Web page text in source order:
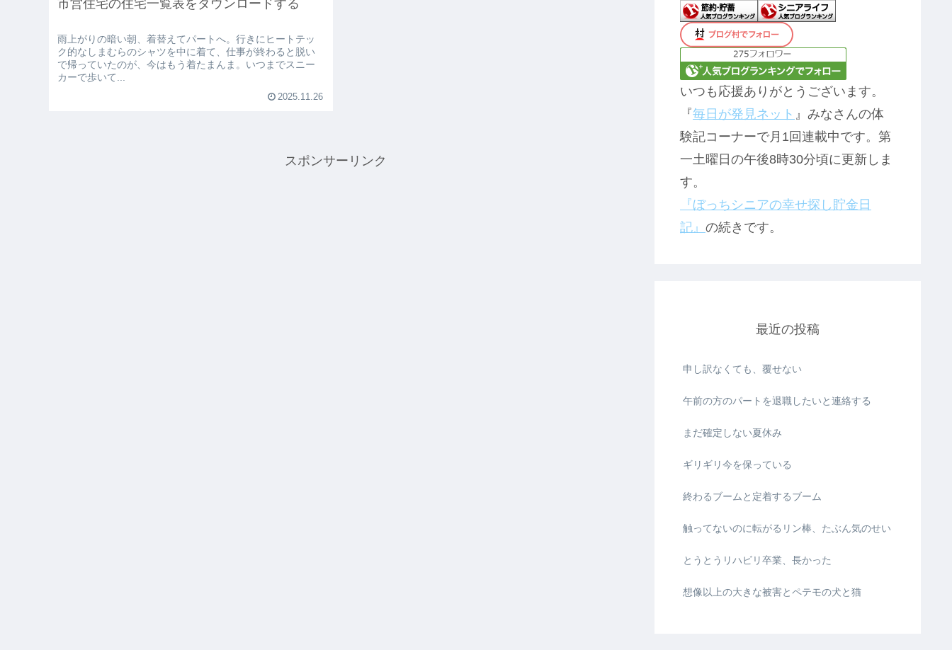
市営住宅の住宅一覧表をダウンロードする
雨上がりの暗い朝、着替えてパートへ。行きにヒートテッ
ク的なしまむらのシャツを中に着て、仕事が終わると脱い
で帰っていたのが、今はもう着たまんま。いつまでスニー
カーで歩いて...
2025.11.26
スポンサーリンク
いつも応援ありがとうございます。
『毎日が発見ネット 』みなさんの体
験記コーナーで月1回連載中です。第
一土曜日の午後8時30分頃に更新しま
す。
『ぼっちシニアの幸せ探し貯金日
記』 の続きです。
最近の投稿
申し訳なくても、覆せない
午前の方のパートを退職したいと連絡する
まだ確定しない夏休み
ギリギリ今を保っている
終わるブームと定着するブーム
触ってないのに転がるリン棒、たぶん気のせい
とうとうリハビリ卒業、長かった
想像以上の大きな被害とペテモの犬と猫